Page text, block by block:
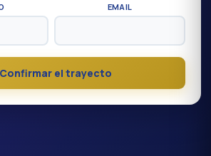
EMAIL
Confirmar el trayecto